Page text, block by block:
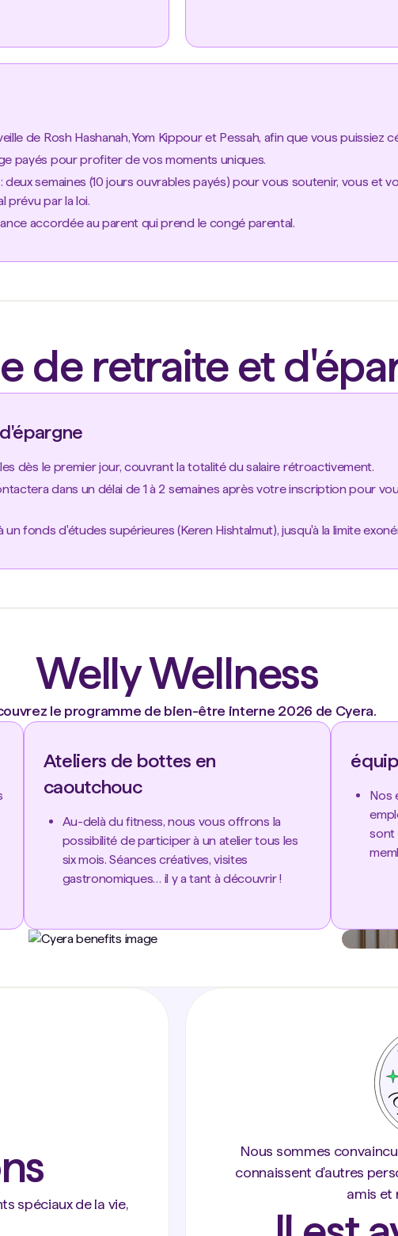
de Rosh Hashanah, Yom Kippour et Pessah, afin que vous puissiez
payés pour profiter de vos moments uniques.
semaines (10 jours ouvrables payés) pour vous soutenir, vous et
prévu par la loi.
accordée au parent qui prend le congé parental.
de retraite et
dès le premier jour, couvrant la totalité du salaire rétroactivement.
dans un délai de 1 à 2 semaines après votre inscription pour
fonds d'études supérieures (Keren Hishtalmut), jusqu'à la limite
Welly Wellness
le programme de bien-être interne 2026 de Cyera.
Ateliers de bottes en
caoutchouc
Au-delà du fitness, nous vous offrons la
possibilité de participer à un atelier tous les
six mois. Séances créatives, visites
gastronomiques… il y a tant à découvrir !
Nos
sont
spéciaux de la vie,
Nous sommes
connaissent d'autres
amis et